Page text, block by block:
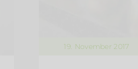
19. November 2017